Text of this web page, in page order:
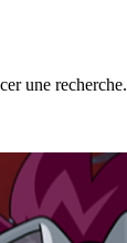
une recherche.